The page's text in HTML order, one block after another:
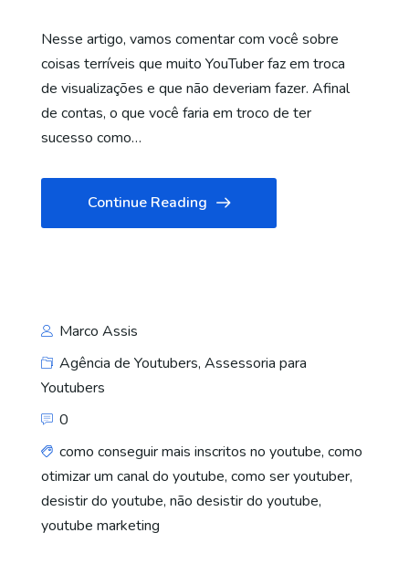
Nesse artigo, vamos comentar com você sobre
coisas terríveis que muito YouTuber faz em troca
de visualizações e que não deveriam fazer. Afinal
de contas, o que você faria em troco de ter
sucesso como…
Continue Reading
Marco Assis
Agência de Youtubers, Assessoria para
Youtubers
0
como conseguir mais inscritos no youtube, como
otimizar um canal do youtube, como ser youtuber,
desistir do youtube, não desistir do youtube,
youtube marketing